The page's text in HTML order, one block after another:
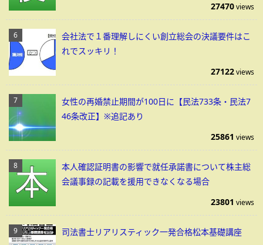
27470views
会社法で１番理解しにくい創立総会の決議要件はこ
れでスッキリ！
27122views
女性の再婚禁止期間が100日に【民法733条・民法7
46条改正】※追記あり
25861 views
本人確認証明書の影響で就任承諾書について株主総
会議事録の記載を援用できなくなる場合
23801 views
司法書士リアリスティック一発合格松本基礎講座